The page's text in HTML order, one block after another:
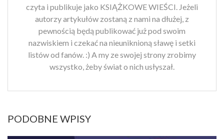
czyta i publikuje jako KSIĄŻKOWE WIEŚCI. Jeżeli
autorzy artykułów zostaną z nami na dłużej, z
pewnością będą publikować już pod swoim
nazwiskiem i czekać na nieuniknioną sławę i setki
listów od fanów. :) A my ze swojej strony zrobimy
wszystko, żeby świat o nich usłyszał.
PODOBNE WPISY